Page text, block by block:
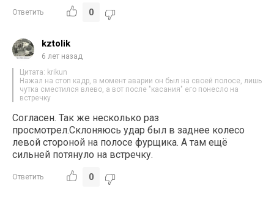
Ответить 0
kztolik
6 лет назад
Цитата: krikun
Нажал на стоп кадр, в момент аварии он был на своей полосе, лишь
чутка сместился влево, а вот после "касания" его понесло на
встречку
Согласен. Так же несколько раз
просмотрел.Склоняюсь удар был в заднее колесо
левой стороной на полосе фурщика. А там ещё
сильней потянуло на встречку.
Ответить 0